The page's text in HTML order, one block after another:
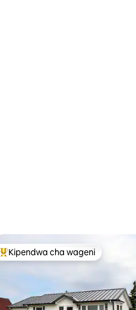
Kipendwa maarufu cha wageni
Kipendwa cha wageni